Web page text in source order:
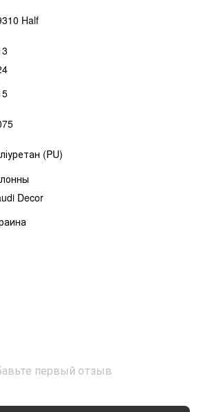
Half
(PU)
Decor
первый отзыв